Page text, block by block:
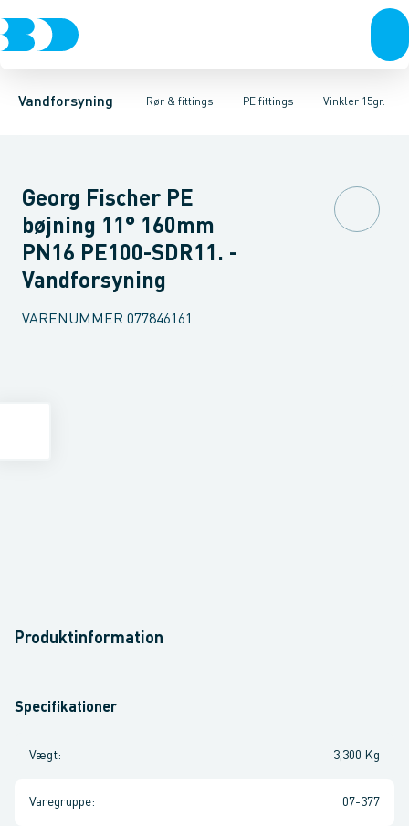
Vandforsyning Rør & fittings
Rør & fittingsKoblinger & anboringerMuffer, klemmer &
PE fittings
PE rørPE EL fittingsPE fittings Duktiljern fittingsVinkler 15gr.
Vinkler 90gr.Vinkler 60gr.Vinkler 45gr.Vinkler 30gr.Vinkler
Georg Fischer PE
bøjning 11° 160mm
PN16 PE100-SDR11. -
Vandforsyning
VARENUMMER 077846161
Produktinformation
Specifikationer
Vægt: 3,300 Kg
Varegruppe: 07-377